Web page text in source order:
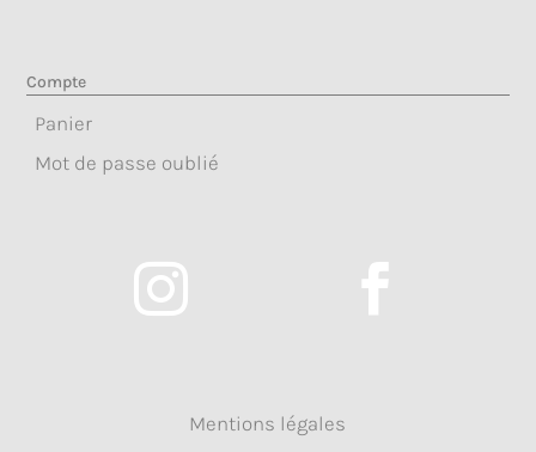
Compte
Panier
Mot de passe oublié
 
Mentions légales